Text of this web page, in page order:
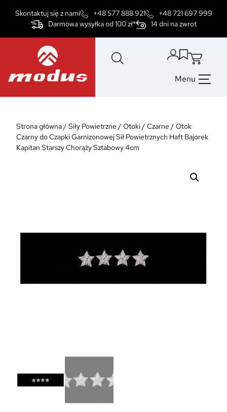
Skontaktuj się z nami +48 577 888 921
+48 721 697 999
Darmowa wysyłka od 100 zł*
14 dni na zwrot
Menu
Strona główna/ Siły Powietrzne / Otoki/ Czarne / Otok
Czarny do Czapki Garnizonowej Sił Powietrznych Haft Bajorek
Kapitan Starszy Chorąży Sztabowy 4cm